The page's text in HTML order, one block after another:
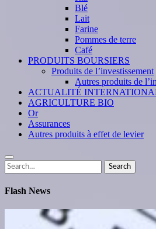
Blé
Lait
Farine
Pommes de terre
Café
PRODUITS BOURSIERS
Produits de l’investissement
Autres produits de
ACTUALITÉ
AGRICULTURE BIO
Or
Assurances
Autres produits à effet de levier
Search
for:
Search
Flash News